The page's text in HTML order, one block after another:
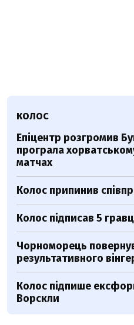
КОЛОС
Епіцентр розгромив
програла
матчах
Колос припинив
Колос підписав 5
Чорноморець
результативного
Колос підпише
Ворскли